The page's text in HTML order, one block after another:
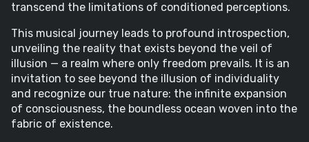
transcend the limitations of conditioned perceptions.
This musical journey leads to profound introspection,
unveiling the reality that exists beyond the veil of
illusion — a realm where only freedom prevails. It is an
invitation to see beyond the illusion of individuality
and recognize our true nature: the infinite expansion
of consciousness, the boundless ocean woven into the
fabric of existence.